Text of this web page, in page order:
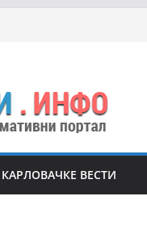
КАРЛОВАЧКЕ ВЕСТИ